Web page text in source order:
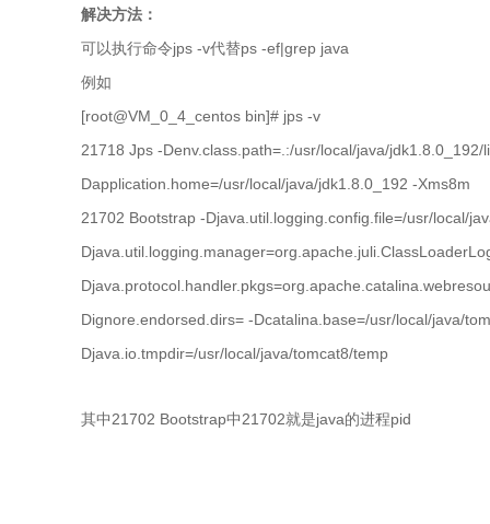
解决方法：
可以执行命令jps -v代替ps -ef|grep java
例如
[root@VM_0_4_centos bin]# jps -v
21718 Jps -Denv.class.path=.:/usr/local/java/
Dapplication.home=/usr/local/java/jdk1.8.0_192 -Xms8m
21702 Bootstrap -Djava.util.logging.config.file=/usr/local/
Dignore.endorsed.dirs= -Dcatalina.base=/usr/local/java/
Djava.io.tmpdir=/usr/local/java/tomcat8/temp
其中21702 Bootstrap中21702就是java的进程pid